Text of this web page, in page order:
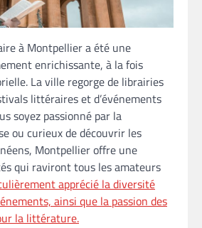
à Montpellier a été une
enrichissante, à la fois
La ville regorge de librairies
littéraires et d’événements
soyez passionné par la
ou curieux de découvrir les
Montpellier offre une
qui raviront tous les amateurs
apprécié la diversité
ainsi que la passion des
la littérature.